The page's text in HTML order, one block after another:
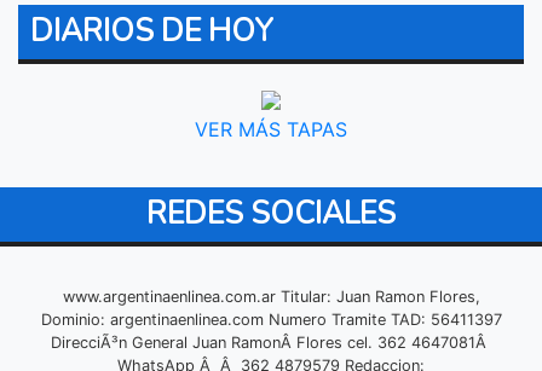
DIARIOS DE HOY
VER MÁS TAPAS
REDES SOCIALES
www.argentinaenlinea.com.ar Titular: Juan Ramon Flores,
Dominio: argentinaenlinea.com Numero Tramite TAD: 56411397
DirecciÃ³n General Juan RamonÂ Flores cel. 362 4647081Â
WhatsApp Â Â 362 4879579 Redaccion: